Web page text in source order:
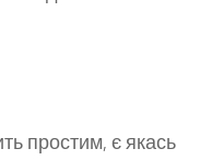
простим, є якась